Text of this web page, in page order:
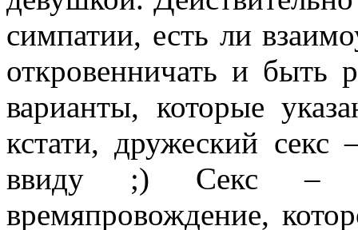
симпатии, есть ли
откровенничать и быть
варианты, которые
кстати, дружеский
ввиду ;) Секс –
времяпровождение,